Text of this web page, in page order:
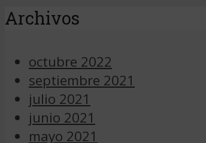
Archivos
octubre 2022
septiembre 2021
julio 2021
junio 2021
mayo 2021